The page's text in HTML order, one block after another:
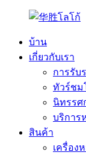
บ้าน
เกี่ยวกับเรา
การรับ
ทัวร์ชม
นิทรรศ
บริการ
สินค้า
เครื่อง